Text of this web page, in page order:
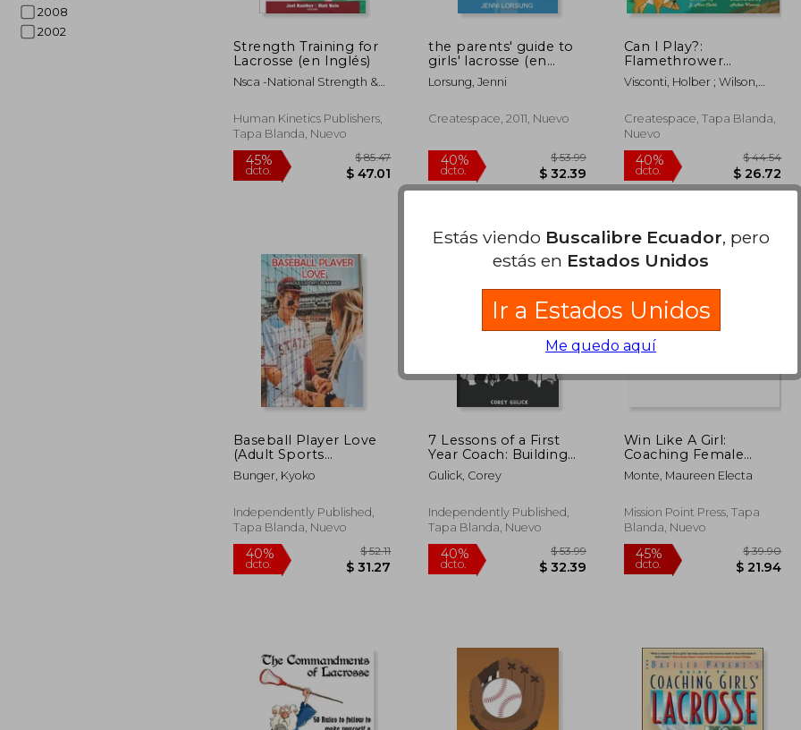
2008
2002
Strength Training for
Lacrosse (en Inglés)
Nsca -National Strength &
Joel ; Nein, Matthew
Human Kinetics Publishers,
Tapa Blanda, Nuevo
45%
dcto. $ 47.01
the parents' guide to
girls' lacrosse (en
Inglés)
Lorsung, Jenni
Createspace, 2011, Nuevo
dcto. $ 32.39
Can I Play?:
Flamethrower
Lacrosse Stories (en
Inglés)
Visconti, Holber ; Wilson,
Createspace, Tapa Blanda,
Nuevo
dcto.
Baseball Player Love
(Adult Sports
Romance): Baseball
Story (en Inglés)
Bunger, Kyoko
Independently Published,
Tapa Blanda, Nuevo
7 Lessons of a First
Year Coach: Building
Champions On and
Off The Field (en
Gulick, Corey
Independently Published,
Tapa Blanda, Nuevo
Win Like A Girl:
Coaching Female
Athletes to Become
Confident at the Game
Monte, Maureen Electa
Mission Point Press, Tapa
Blanda, Nuevo
Estás viendo Buscalibre Ecuador, pero
estás en Estados Unidos
Ir a Estados Unidos
Me quedo aquí